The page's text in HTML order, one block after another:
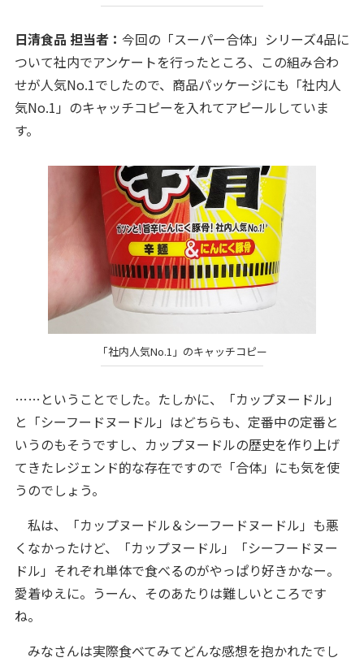
日清食品 担当者： 今回の「スーパー合体」シリーズ4品に
ついて社内でアンケートを行ったところ、この組み合わ
せが人気No.1でしたので、商品パッケージにも「社内人
気No.1」のキャッチコピーを入れてアピールしていま
す。
「社内人気No.1」のキャッチコピー
……ということでした。たしかに、「カップヌードル」
と「シーフードヌードル」はどちらも、定番中の定番と
いうのもそうですし、カップヌードルの歴史を作り上げ
てきたレジェンド的な存在ですので「合体」にも気を使
うのでしょう。
私は、「カップヌードル＆シーフードヌードル」も悪
くなかったけど、「カップヌードル」「シーフードヌー
ドル」それぞれ単体で食べるのがやっぱり好きかなー。
愛着ゆえに。うーん、そのあたりは難しいところです
ね。
みなさんは実際食べてみてどんな感想を抱かれたでし